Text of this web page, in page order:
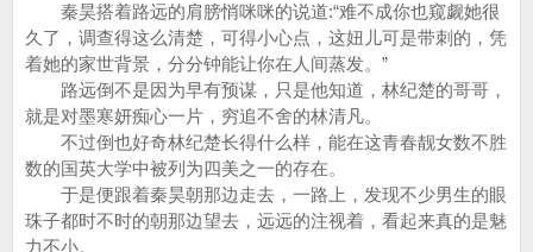
秦昊搭着路远的肩膀悄咪咪的说道:“难不成你也窥觑她很
久了，调查得这么清楚，可得小心点，这妞儿可是带刺的，凭
着她的家世背景，分分钟能让你在人间蒸发。”
路远倒不是因为早有预谋，只是他知道，林纪楚的哥哥，
就是对墨寒妍痴心一片，穷追不舍的林清凡。
不过倒也好奇林纪楚长得什么样，能在这青春靓女数不胜
数的国英大学中被列为四美之一的存在。
于是便跟着秦昊朝那边走去，一路上，发现不少男生的眼
珠子都时不时的朝那边望去，远远的注视着，看起来真的是魅
力不小。